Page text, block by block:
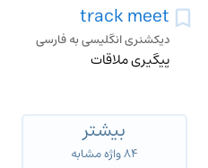
track meet
دیکشنری انگلیسی به فارسی
پیگیری ملاقات
بیشتر
۸۴ واژه مشابه